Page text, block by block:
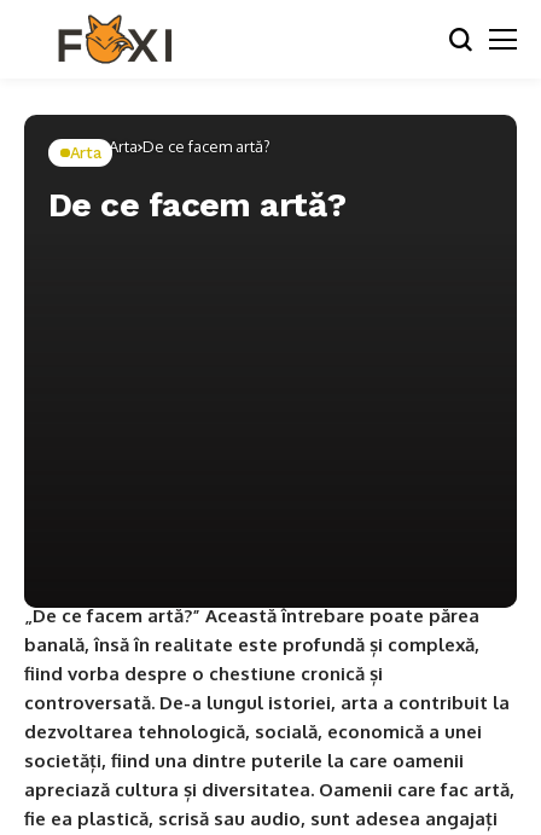
Home Arta De ce facem artă?
Arta
De ce facem artă?
„De ce facem artă?” Această întrebare poate părea
banală, însă în realitate este profundă și complexă,
fiind vorba despre o chestiune cronică și
controversată. De-a lungul istoriei, arta a contribuit la
dezvoltarea tehnologică, socială, economică a unei
societăți, fiind una dintre puterile la care oamenii
apreciază cultura și diversitatea. Oamenii care fac artă,
fie ea plastică, scrisă sau audio, sunt adesea angajați